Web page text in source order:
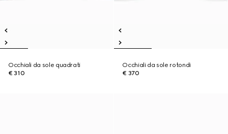
Occhiali da sole quadrati
€ 310
Occhiali da sole rotondi
€ 370